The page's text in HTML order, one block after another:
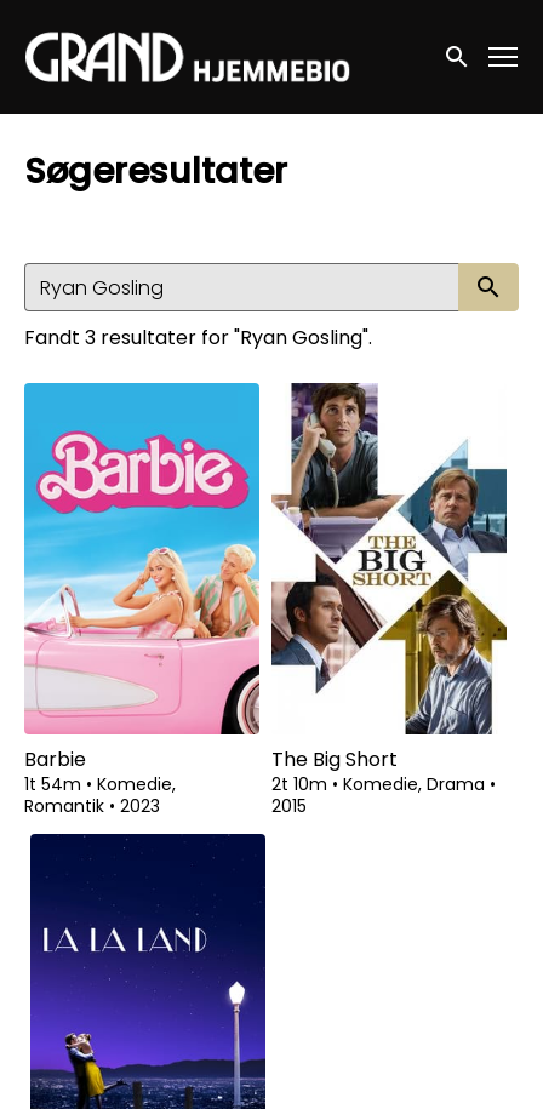
Accessibility Links
Søg nu
Søgeresultater
Fandt 3 resultater for "Ryan Gosling".
Barbie
1t 54m • Komedie,
Romantik • 2023
The Big Short
2t 10m • Komedie, Drama •
2015